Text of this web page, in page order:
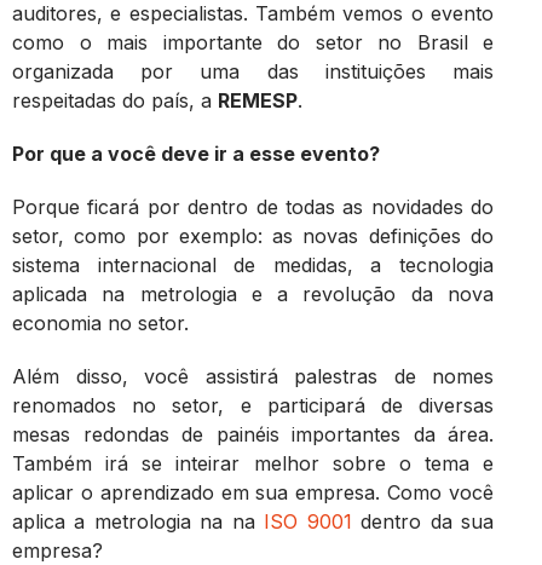
auditores, e especialistas. Também vemos o evento
como o mais importante do setor no Brasil e
organizada por uma das instituições mais
respeitadas do país, a REMESP.
Por que a você deve ir a esse evento?
Porque ficará por dentro de todas as novidades do
setor, como por exemplo: as novas definições do
sistema internacional de medidas, a tecnologia
aplicada na metrologia e a revolução da nova
economia no setor.
Além disso, você assistirá palestras de nomes
renomados no setor, e participará de diversas
mesas redondas de painéis importantes da área.
Também irá se inteirar melhor sobre o tema e
aplicar o aprendizado em sua empresa. Como você
aplica a metrologia na na ISO 9001 dentro da sua
empresa?